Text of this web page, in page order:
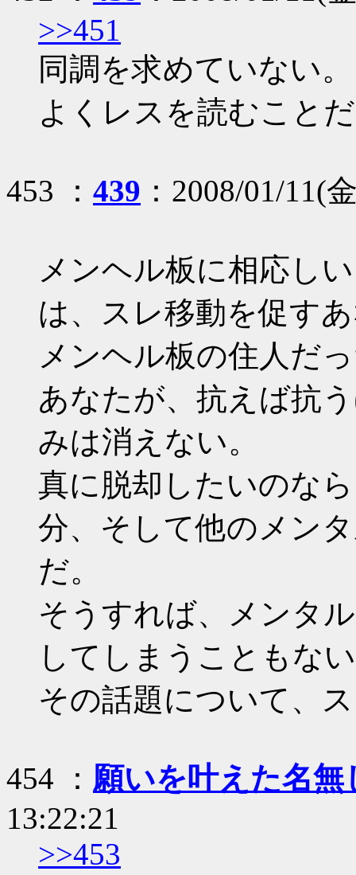
>>451
同調を求めていない。
よくレスを読むこと
453 ： 439 ：2008/01/11(
メンヘル板に相応し
は、スレ移動を促す
メンヘル板の住人だ
あなたが、抗えば抗
みは消えない。
真に脱却したいのな
分、そして他のメン
だ。
そうすれば、メンタ
してしまうこともな
その話題について、
454 ： 願いを叶えた名無
13:22:21
>>453